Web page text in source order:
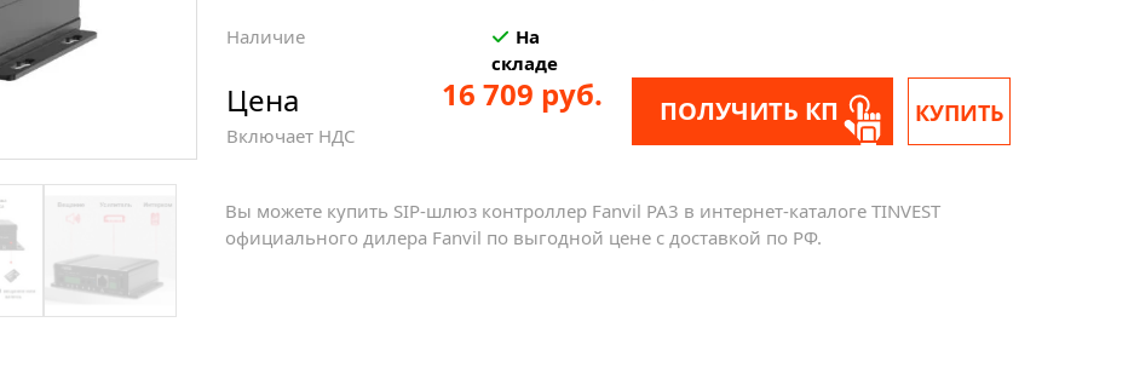
Наличие
На
складе
Цена
Включает НДС
16 709 руб. ПОЛУЧИТЬ КП КУПИТЬ
Вы можете купить SIP-шлюз контроллер Fanvil PA3 в интернет-каталоге TINVEST
официального дилера Fanvil по выгодной цене с доставкой по РФ.